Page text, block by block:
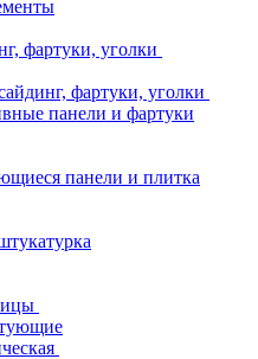
фартуки, уголки
фартуки, уголки
панели и фартуки
панели и плитка